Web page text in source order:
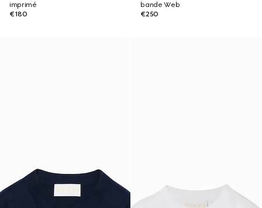
imprimé
€180
bande Web
€250